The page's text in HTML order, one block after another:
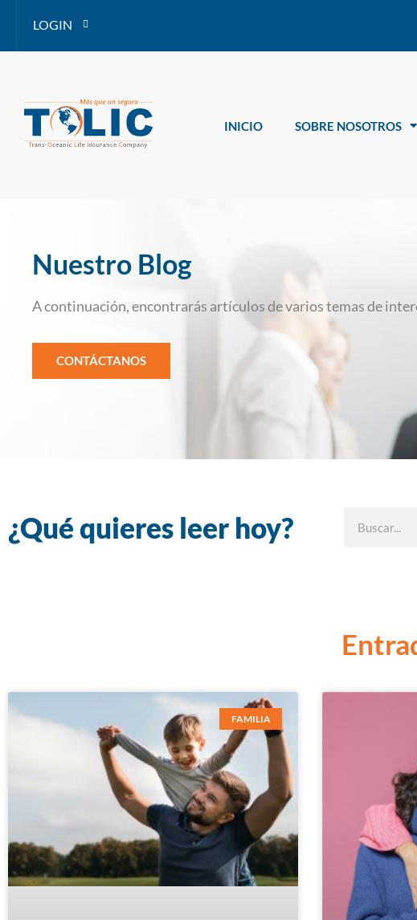
LOGIN
INICIO SOBRE NOSOTROS
Nuestro Blog
A continuación, encontrarás artículos de varios temas de
CONTÁCTANOS
¿Qué quieres leer hoy?
FAMILIA